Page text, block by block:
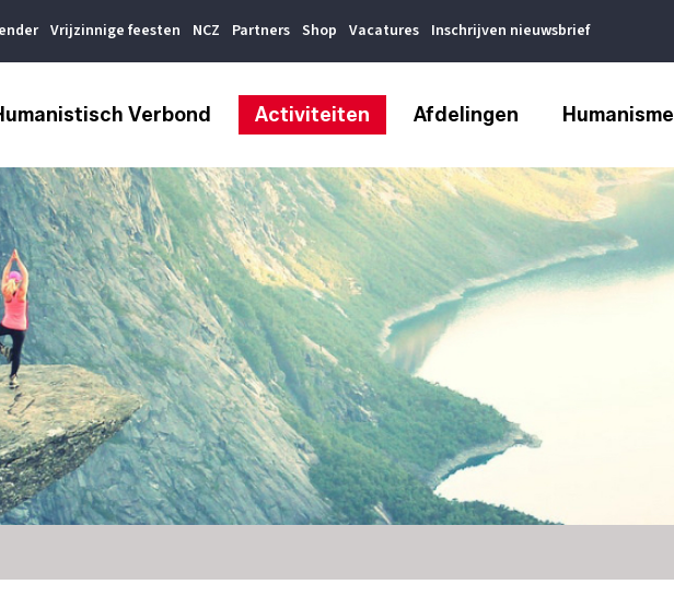
Vrijzinnige feesten NCZ Partners Shop Vacatures Inschrijven nieuwsbrief
Verbond Activiteiten Afdelingen Humanisme